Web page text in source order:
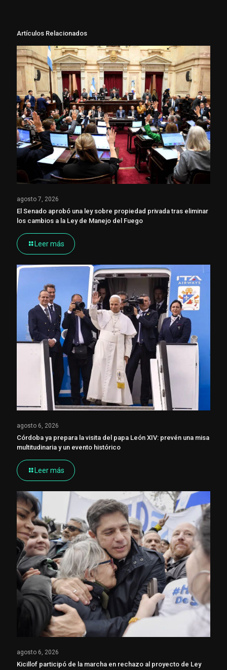
Artículos Relacionados
agosto 7, 2026
El Senado aprobó una ley sobre propiedad privada tras eliminar
los cambios a la Ley de Manejo del Fuego
Leer más
agosto 6, 2026
Córdoba ya prepara la visita del papa León XIV: prevén una misa
multitudinaria y un evento histórico
Leer más
agosto 6, 2026
Kicillof participó de la marcha en rechazo al proyecto de Ley